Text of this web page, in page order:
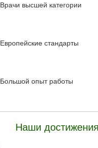
Врачи высшей категории
Европейские стандарты
Большой опыт работы
Наши достижения